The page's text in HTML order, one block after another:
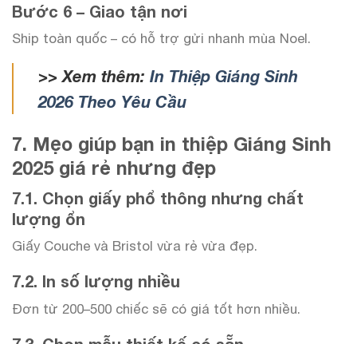
Bước 6 – Giao tận nơi
Ship toàn quốc – có hỗ trợ gửi nhanh mùa Noel.
>> Xem thêm:In Thiệp Giáng Sinh
2026 Theo Yêu Cầu
7. Mẹo giúp bạn in thiệp Giáng Sinh
2025 giá rẻ nhưng đẹp
7.1. Chọn giấy phổ thông nhưng chất
lượng ổn
Giấy Couche và Bristol vừa rẻ vừa đẹp.
7.2. In số lượng nhiều
Đơn từ 200–500 chiếc sẽ có giá tốt hơn nhiều.